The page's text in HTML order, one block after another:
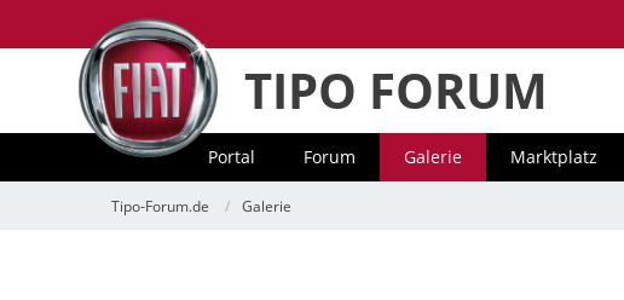
TIPO FORUM
Portal Forum Galerie Marktplatz
Tipo-Forum.de Galerie